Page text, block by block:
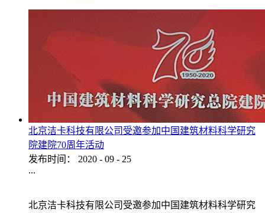
北京洁卡科技有限公司受邀参加中国建筑材料科学研究
院建院70周年活动
发布时间：
2020 - 09 - 25
...
北京洁卡科技有限公司受邀参加中国建筑材料科学研究